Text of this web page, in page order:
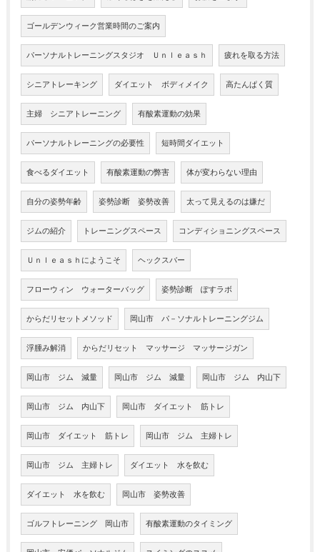
ゴールデンウィーク営業時間のご案内
パーソナルトレーニングスタジオ Ｕｎｌｅａｓｈ 疲れを取る方法
シニアトレーキング ダイエット ボディメイク 高たんぱく質
主婦 シニアトレーニング 有酸素運動の効果
パーソナルトレーニングの必要性 短時間ダイエット
食べるダイエット 有酸素運動の弊害 体が変わらない理由
自分の姿勢年齢 姿勢診断 姿勢改善 太って見えるのは嫌だ
ジムの紹介 トレーニングスペース コンディショニングスペース
Ｕｎｌｅａｓｈにようこそ ヘックスバー
フローウィン ウォーターバッグ 姿勢診断 ぽすラボ
からだリセットメソッド 岡山市 パ－ソナルトレーニングジム
浮腫み解消 からだリセット マッサージ マッサージガン
岡山市 ジム 減量 岡山市 ジム 減量 岡山市 ジム 内山下
岡山市 ジム 内山下 岡山市 ダイエット 筋トレ
岡山市 ダイエット 筋トレ 岡山市 ジム 主婦トレ
岡山市 ジム 主婦トレ ダイエット 水を飲む
ダイエット 水を飲む 岡山市 姿勢改善
ゴルフトレーニング 岡山市 有酸素運動のタイミング